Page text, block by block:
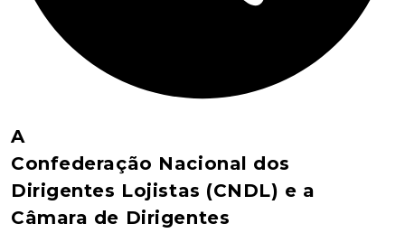
A
Confederação Nacional dos
Dirigentes Lojistas (CNDL) e a
Câmara de Dirigentes